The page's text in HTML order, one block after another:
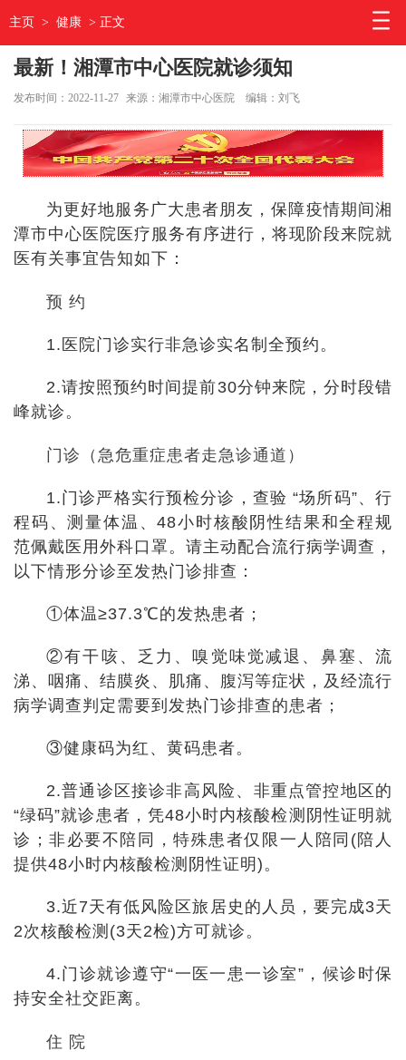
主页 > 健康 > 正文
最新！湘潭市中心医院就诊须知
发布时间：2022-11-27 来源：湘潭市中心医院 编辑：刘飞
为更好地服务广大患者朋友，保障疫情期间湘
潭市中心医院医疗服务有序进行，将现阶段来院就
医有关事宜告知如下：
预 约
1.医院门诊实行非急诊实名制全预约。
2.请按照预约时间提前30分钟来院，分时段错
峰就诊。
门诊（急危重症患者走急诊通道）
1.门诊严格实行预检分诊，查验 “场所码”、行
程码、测量体温、48小时核酸阴性结果和全程规
范佩戴医用外科口罩。请主动配合流行病学调查，
以下情形分诊至发热门诊排查：
①体温≥37.3℃的发热患者；
②有干咳、乏力、嗅觉味觉减退、鼻塞、流
涕、咽痛、结膜炎、肌痛、腹泻等症状，及经流行
病学调查判定需要到发热门诊排查的患者；
③健康码为红、黄码患者。
2.普通诊区接诊非高风险、非重点管控地区的
“绿码”就诊患者，凭48小时内核酸检测阴性证明就
诊；非必要不陪同，特殊患者仅限一人陪同(陪人
提供48小时内核酸检测阴性证明)。
3.近7天有低风险区旅居史的人员，要完成3天
2次核酸检测(3天2检)方可就诊。
4.门诊就诊遵守“一医一患一诊室”，候诊时保
持安全社交距离。
住 院